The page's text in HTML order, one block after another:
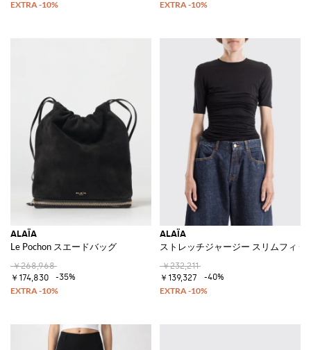
ALAÏA
Le Pochon スエードバッグ
￥268,968
￥174,830
-35%
ALAÏA
ストレッチジャージー スリムフィ
￥232,211
￥139,327
-40%